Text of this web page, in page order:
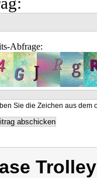
Abfrage:
Sie die Zeichen aus dem